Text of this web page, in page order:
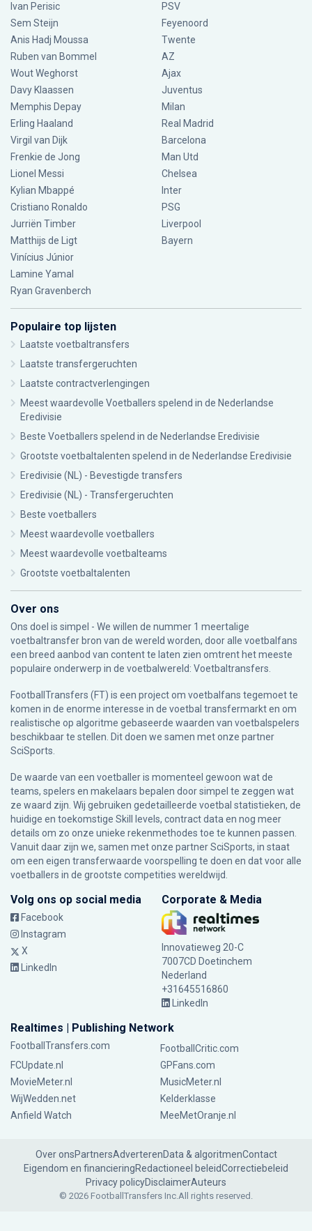
Ivan Perisic
Sem Steijn
Anis Hadj Moussa
Ruben van Bommel
Wout Weghorst
Davy Klaassen
Memphis Depay
Erling Haaland
Virgil van Dijk
Frenkie de Jong
Lionel Messi
Kylian Mbappé
Cristiano Ronaldo
Jurriën Timber
Matthijs de Ligt
Vinícius Júnior
Lamine Yamal
Ryan Gravenberch
PSV
Feyenoord
Twente
AZ
Ajax
Juventus
Milan
Real Madrid
Barcelona
Man Utd
Chelsea
Inter
PSG
Liverpool
Bayern
Populaire top lijsten
Laatste voetbaltransfers
Laatste transfergeruchten
Laatste contractverlengingen
Meest waardevolle Voetballers spelend in de Nederlandse
Eredivisie
Beste Voetballers spelend in de Nederlandse Eredivisie
Grootste voetbaltalenten spelend in de Nederlandse Eredivisie
Eredivisie (NL) - Bevestigde transfers
Eredivisie (NL) - Transfergeruchten
Beste voetballers
Meest waardevolle voetballers
Meest waardevolle voetbalteams
Grootste voetbaltalenten
Over ons
Ons doel is simpel - We willen de nummer 1 meertalige
voetbaltransfer bron van de wereld worden, door alle voetbalfans
een breed aanbod van content te laten zien omtrent het meeste
populaire onderwerp in de voetbalwereld: Voetbaltransfers.
FootballTransfers (FT) is een project om voetbalfans tegemoet te
komen in de enorme interesse in de voetbal transfermarkt en om
realistische op algoritme gebaseerde waarden van voetbalspelers
beschikbaar te stellen. Dit doen we samen met onze partner
SciSports
De waarde van een voetballer is momenteel gewoon wat de
teams, spelers en makelaars bepalen door simpel te zeggen wat
ze waard zijn. Wij gebruiken gedetailleerde voetbal statistieken, de
huidige en toekomstige Skill levels, contract data en nog meer
details om zo onze unieke rekenmethodes toe te kunnen passen.
Vanuit daar zijn we, samen met onze partner SciSports, in staat
om een eigen transferwaarde voorspelling te doen en dat voor alle
voetballers in de grootste competities wereldwijd.
Volg ons op social media
Facebook
Instagram
X
LinkedIn
Corporate & Media
Innovatieweg 20-C
7007CD Doetinchem
Nederland
+31645516860
LinkedIn
Realtimes | Publishing Network
FootballTransfers.com
FootballCritic.com
FCUpdate.nl
GPFans.com
MovieMeter.nl
MusicMeter.nl
WijWedden.net
Kelderklasse
Anfield Watch
MeeMetOranje.nl
Over onsPartnersAdverterenData & algoritmenContact
Eigendom en financieringRedactioneel beleidCorrectiebeleid
Privacy policyDisclaimerAuteurs
© 2026 FootballTransfers Inc.All rights reserved.